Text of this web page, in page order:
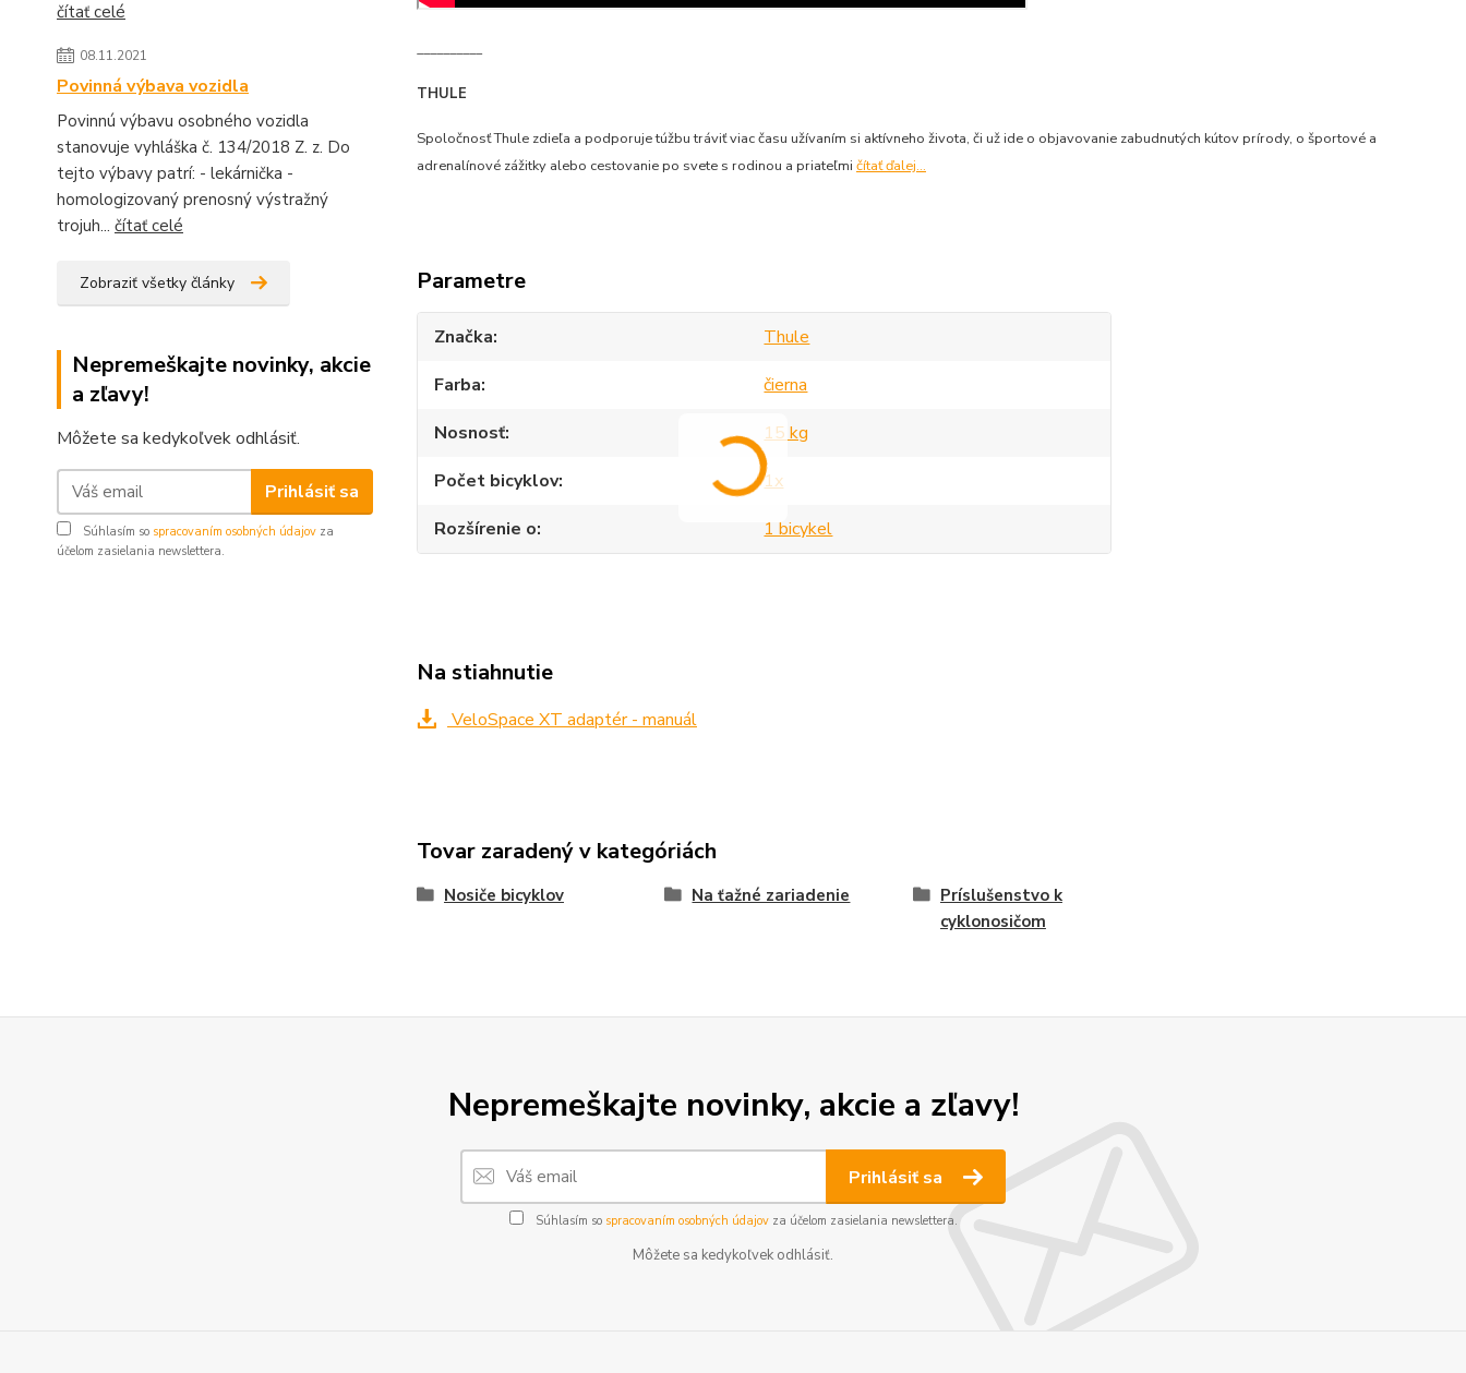
čítať celé
08.11.2021
Povinná výbava vozidla
Povinnú výbavu osobného vozidla
stanovuje vyhláška č. 134/2018 Z. z. Do
tejto výbavy patrí: - lekárnička -
homologizovaný prenosný výstražný
trojuh... čítať celé
Zobraziť všetky články
Nepremeškajte novinky, akcie
a zľavy!
Môžete sa kedykoľvek odhlásiť.
Prihlásiť sa
Súhlasím so spracovaním osobných údajov za
účelom zasielania newslettera.
__________
THULE
Spoločnosť Thule zdieľa a podporuje túžbu tráviť viac času užívaním si aktívneho života, či už ide o objavovanie zabudnutých kútov prírody, o športové a
adrenalínové zážitky alebo cestovanie po svete s rodinou a priateľmi čítať ďalej...
Parametre
Značka
Thule
Farba
čierna
Nosnosť
15 kg
Počet bicyklov
1x
Rozšírenie o
1 bicykel
Na stiahnutie
VeloSpace XT adaptér - manuál
Tovar zaradený v kategóriách
Nosiče bicyklov Na ťažné zariadenie
Príslušenstvo k
cyklonosičom
Nepremeškajte novinky, akcie a zľavy!
Prihlásiť sa
Súhlasím so spracovaním osobných údajovza účelom zasielania newslettera.
Môžete sa kedykoľvek odhlásiť.